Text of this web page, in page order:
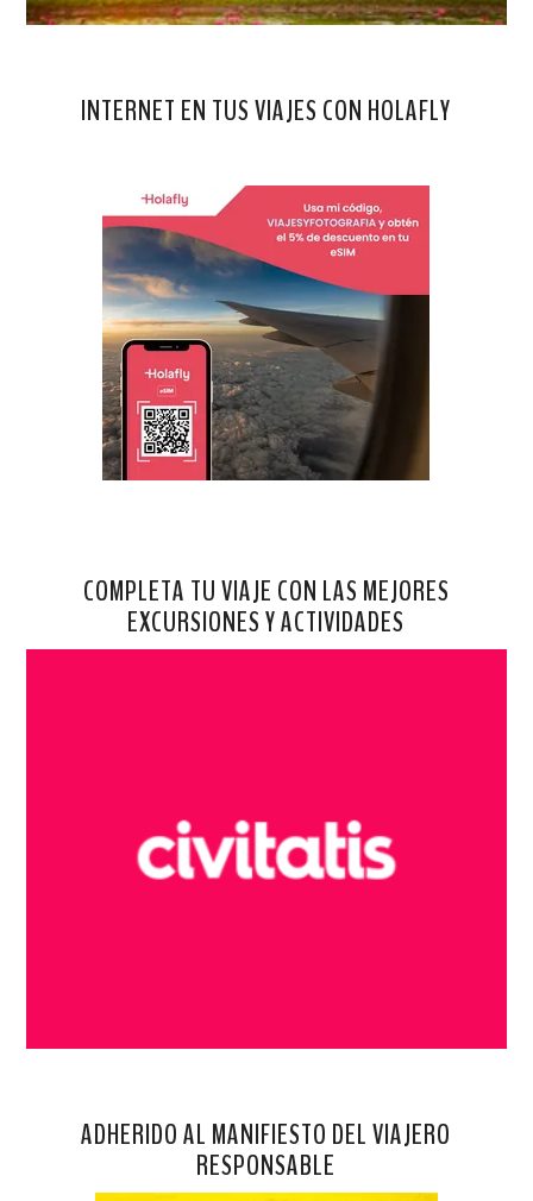
INTERNET EN TUS VIAJES CON HOLAFLY
COMPLETA TU VIAJE CON LAS MEJORES
EXCURSIONES Y ACTIVIDADES
ADHERIDO AL MANIFIESTO DEL VIAJERO
RESPONSABLE